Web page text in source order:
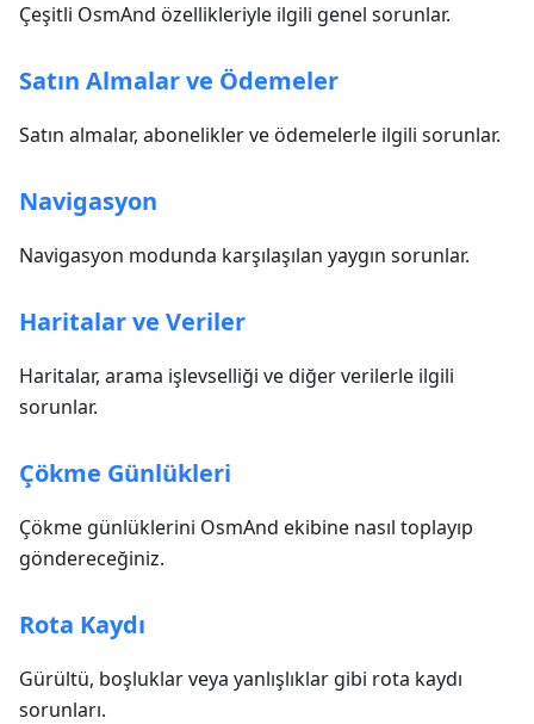
Çeşitli OsmAnd özellikleriyle ilgili genel sorunlar.
Satın Almalar ve Ödemeler
Satın almalar, abonelikler ve ödemelerle ilgili sorunlar.
Navigasyon
Navigasyon modunda karşılaşılan yaygın sorunlar.
Haritalar ve Veriler
Haritalar, arama işlevselliği ve diğer verilerle ilgili
sorunlar.
Çökme Günlükleri
Çökme günlüklerini OsmAnd ekibine nasıl toplayıp
göndereceğiniz.
Rota Kaydı
Gürültü, boşluklar veya yanlışlıklar gibi rota kaydı
sorunları.